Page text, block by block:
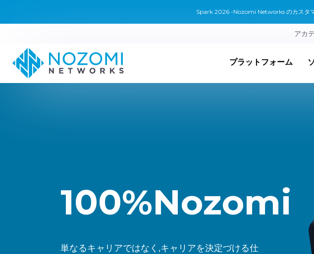
Spark 2026 -Nozomi Networks のカスタ
アカ
プラットフォーム
100%Nozomi
単なるキャリアではなく,キャリアを決定づける仕